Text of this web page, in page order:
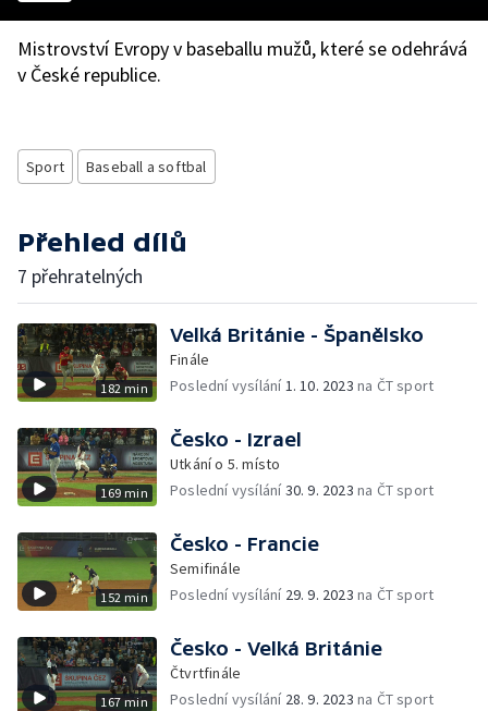
Mistrovství Evropy v baseballu mužů, které se odehrává
v České republice.
Sport Baseball a softbal
Přehled dílů
7 přehratelných
182 min
Velká Británie - Španělsko
Finále
Poslední vysílání1. 10. 2023 na ČT sport
169 min
Česko - Izrael
Utkání o 5. místo
Poslední vysílání30. 9. 2023 na ČT sport
152 min
Česko - Francie
Semifinále
Poslední vysílání 29. 9. 2023 na ČT sport
167 min
Česko - Velká Británie
Čtvrtfinále
Poslední vysílání 28. 9. 2023 na ČT sport